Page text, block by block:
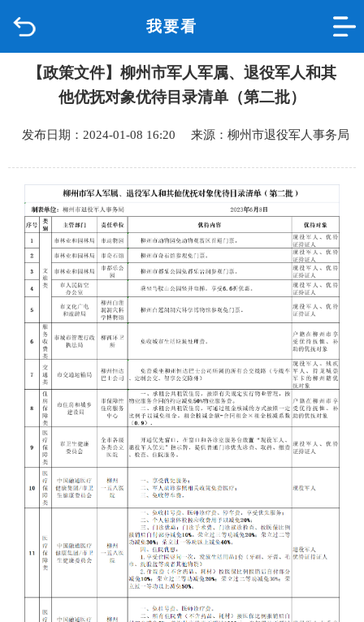
我要看
品质城中
政府信息公开
网上办事
互动回应
数据专题
【政策文件】柳州市军人军属、退役军人和其
他优抚对象优待目录清单（第二批）
发布日期：2024-01-08 16:20 来源：柳州市退役军人事务局